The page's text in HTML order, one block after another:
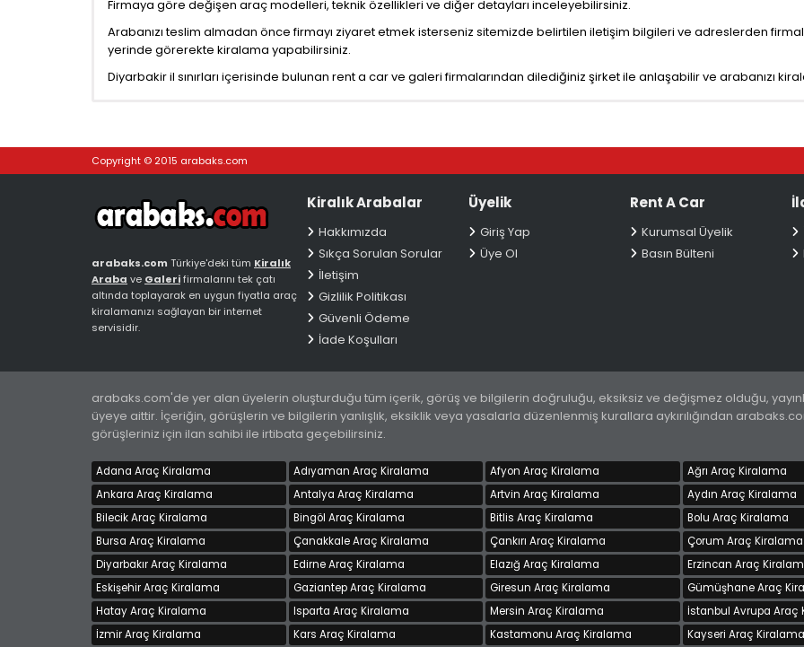
Firmaya göre değişen araç modelleri, teknik özellikleri ve diğer detayları inceleyebilirsiniz.
Arabanızı teslim almadan önce firmayı ziyaret etmek isterseniz sitemizde belirtilen iletişim bilgileri ve adreslerden
yerinde görerekte kiralama yapabilirsiniz.
Diyarbakir il sınırları içerisinde bulunan rent a car ve galeri firmalarından dilediğiniz şirket ile anlaşabilir ve arabanızı
Copyright © 2015 arabaks.com
arabaks.com Türkiye'deki tüm Kiralık
Araba ve Galerifirmalarını tek çatı
altında toplayarak en uygun fiyatla araç
kiralamanızı sağlayan bir internet
servisidir.
Kiralık Arabalar
Hakkımızda
Sıkça Sorulan Sorular
İletişim
Gizlilik Politikası
Güvenli Ödeme
İade Koşulları
Üyelik
Giriş Yap
Üye Ol
Rent A Car
Kurumsal Üyelik
Basın Bülteni
arabaks.com'de yer alan üyelerin oluşturduğu tüm içerik, görüş ve bilgilerin doğruluğu, eksiksiz ve değişmez olduğu,
üyeye aittir. İçeriğin, görüşlerin ve bilgilerin yanlışlık, eksiklik veya yasalarla düzenlenmiş kurallara aykırılığından
görüşleriniz için ilan sahibi ile irtibata geçebilirsiniz.
Adana Araç Kiralama Adıyaman Araç Kiralama Afyon Araç Kiralama
Ağrı Araç Kiralama
Ankara Araç Kiralama
Antalya Araç Kiralama Artvin Araç Kiralama
Aydın Araç Kiralama
Bilecik Araç Kiralama
Bingöl Araç Kiralama Bitlis Araç Kiralama
Bolu Araç Kiralama
Bursa Araç Kiralama
Çanakkale Araç Kiralama Çankırı Araç Kiralama
Çorum Araç Kiralama
Diyarbakır Araç Kiralama
Edirne Araç Kiralama Elazığ Araç Kiralama
Erzincan Araç
Eskişehir Araç Kiralama
Gaziantep Araç Kiralama Giresun Araç Kiralama
Gümüşhane Araç
Hatay Araç Kiralama
Isparta Araç Kiralama Mersin Araç Kiralama
İstanbul Avrupa Araç
İzmir Araç Kiralama
Kars Araç Kiralama Kastamonu Araç Kiralama Kayseri Araç Kiralama